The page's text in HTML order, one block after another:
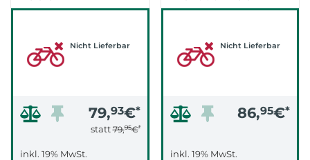
(SCHWARZ/SILBER/SCHWARZ)
Nicht Lieferbar
79,93€*
statt79,95€*
inkl. 19% MwSt.
ISM475
Nicht Lieferbar
86,95€*
inkl. 19% MwSt.